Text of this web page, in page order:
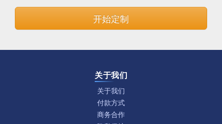
开始定制
关于我们
关于我们
付款方式
商务合作